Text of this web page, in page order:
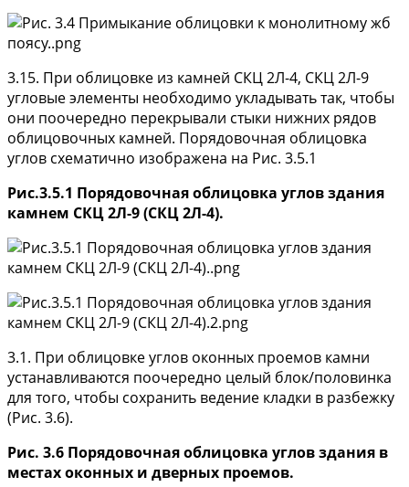
3.15. При облицовке из камней СКЦ 2Л-4, СКЦ 2Л-9
угловые элементы необходимо укладывать так, чтобы
они поочередно перекрывали стыки нижних рядов
облицовочных камней. Порядовочная облицовка
углов схематично изображена на Рис. 3.5.1
Рис.3.5.1 Порядовочная облицовка углов здания
камнем СКЦ 2Л-9 (СКЦ 2Л-4).
3.1. При облицовке углов оконных проемов камни
устанавливаются поочередно целый блок/половинка
для того, чтобы сохранить ведение кладки в разбежку
(Рис. 3.6).
Рис. 3.6 Порядовочная облицовка углов здания в
местах оконных и дверных проемов.